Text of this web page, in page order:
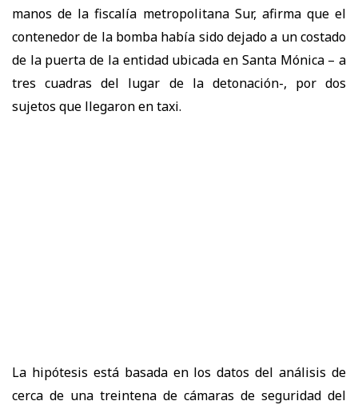
manos de la fiscalía metropolitana Sur, afirma que el
contenedor de la bomba había sido dejado a un costado
de la puerta de la entidad ubicada en Santa Mónica – a
tres cuadras del lugar de la detonación-, por dos
sujetos que llegaron en taxi.
La hipótesis está basada en los datos del análisis de
cerca de una treintena de cámaras de seguridad del